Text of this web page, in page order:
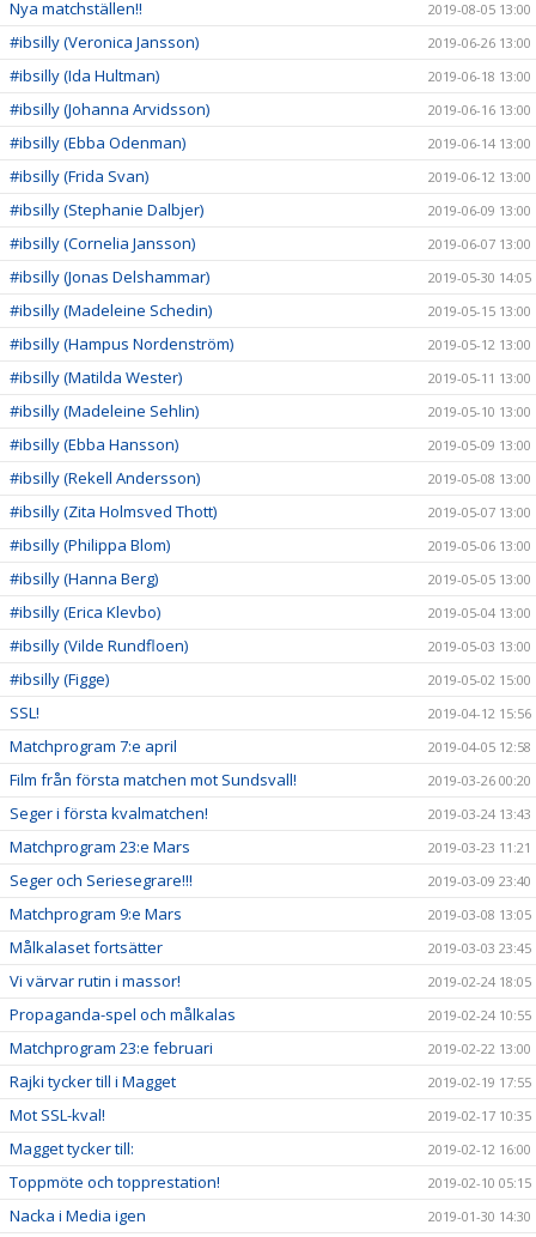
Nya matchställen!! 2019-08-05 13:00
#ibsilly (Veronica Jansson) 2019-06-26 13:00
#ibsilly (Ida Hultman) 2019-06-18 13:00
#ibsilly (Johanna Arvidsson) 2019-06-16 13:00
#ibsilly (Ebba Odenman) 2019-06-14 13:00
#ibsilly (Frida Svan) 2019-06-12 13:00
#ibsilly (Stephanie Dalbjer) 2019-06-09 13:00
#ibsilly (Cornelia Jansson) 2019-06-07 13:00
#ibsilly (Jonas Delshammar) 2019-05-30 14:05
#ibsilly (Madeleine Schedin) 2019-05-15 13:00
#ibsilly (Hampus Nordenström) 2019-05-12 13:00
#ibsilly (Matilda Wester) 2019-05-11 13:00
#ibsilly (Madeleine Sehlin) 2019-05-10 13:00
#ibsilly (Ebba Hansson) 2019-05-09 13:00
#ibsilly (Rekell Andersson) 2019-05-08 13:00
#ibsilly (Zita Holmsved Thott) 2019-05-07 13:00
#ibsilly (Philippa Blom) 2019-05-06 13:00
#ibsilly (Hanna Berg) 2019-05-05 13:00
#ibsilly (Erica Klevbo) 2019-05-04 13:00
#ibsilly (Vilde Rundfloen) 2019-05-03 13:00
#ibsilly (Figge) 2019-05-02 15:00
SSL! 2019-04-12 15:56
Matchprogram 7:e april 2019-04-05 12:58
Film från första matchen mot Sundsvall! 2019-03-26 00:20
Seger i första kvalmatchen! 2019-03-24 13:43
Matchprogram 23:e Mars 2019-03-23 11:21
Seger och Seriesegrare!!! 2019-03-09 23:40
Matchprogram 9:e Mars 2019-03-08 13:05
Målkalaset fortsätter 2019-03-03 23:45
Vi värvar rutin i massor! 2019-02-24 18:05
Propaganda-spel och målkalas 2019-02-24 10:55
Matchprogram 23:e februari 2019-02-22 13:00
Rajki tycker till i Magget 2019-02-19 17:55
Mot SSL-kval! 2019-02-17 10:35
Magget tycker till: 2019-02-12 16:00
Toppmöte och topprestation! 2019-02-10 05:15
Nacka i Media igen 2019-01-30 14:30